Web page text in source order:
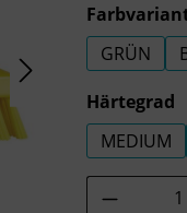
GRÜN
Härtegrad
MEDIUM